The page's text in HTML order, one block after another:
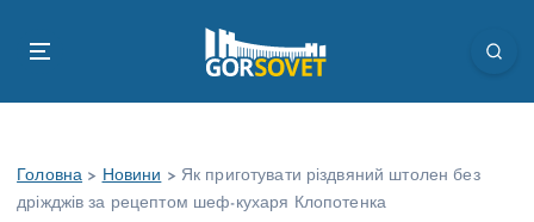
Головна > Новини > Як приготувати різдвяний штолен без
дріжджів за рецептом шеф-кухаря Клопотенка